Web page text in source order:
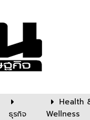
ธุรกิจ
Health
Wellness